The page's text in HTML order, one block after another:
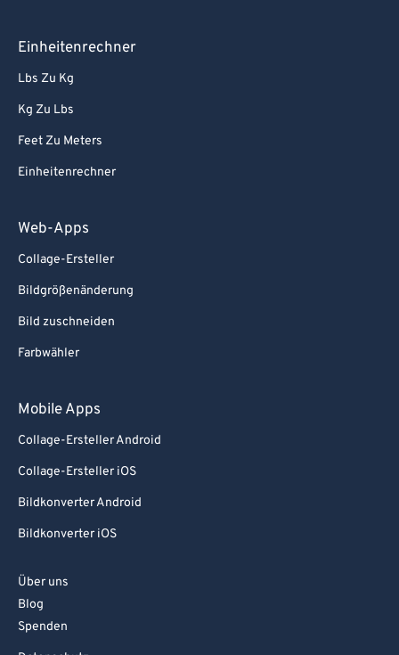
Einheitenrechner
Lbs Zu Kg
Kg Zu Lbs
Feet Zu Meters
Einheitenrechner
Web-Apps
Collage-Ersteller
Bildgrößenänderung
Bild zuschneiden
Farbwähler
Mobile Apps
Collage-Ersteller Android
Collage-Ersteller iOS
Bildkonverter Android
Bildkonverter iOS
Über uns
Blog
Spenden